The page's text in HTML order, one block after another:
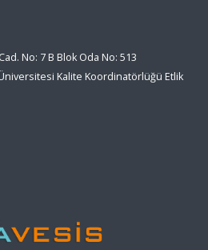
No: 7 B Blok Oda No: 513
Üniversitesi Kalite Koordinatörlüğü Etlik